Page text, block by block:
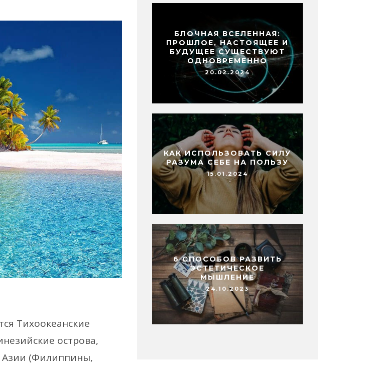
Тихоокеанские
острова,
Азии (Филиппины,
БЛОЧНАЯ ВСЕЛЕННАЯ:
ПРОШЛОЕ, НАСТОЯЩЕЕ И
БУДУЩЕЕ СУЩЕСТВУЮТ
ОДНОВРЕМЕННО
20.02.2024
КАК ИСПОЛЬЗОВАТЬ СИЛУ
РАЗУМА СЕБЕ НА ПОЛЬЗУ
15.01.2024
6 СПОСОБОВ РАЗВИТЬ
ЭСТЕТИЧЕСКОЕ
МЫШЛЕНИЕ
24.10.2023